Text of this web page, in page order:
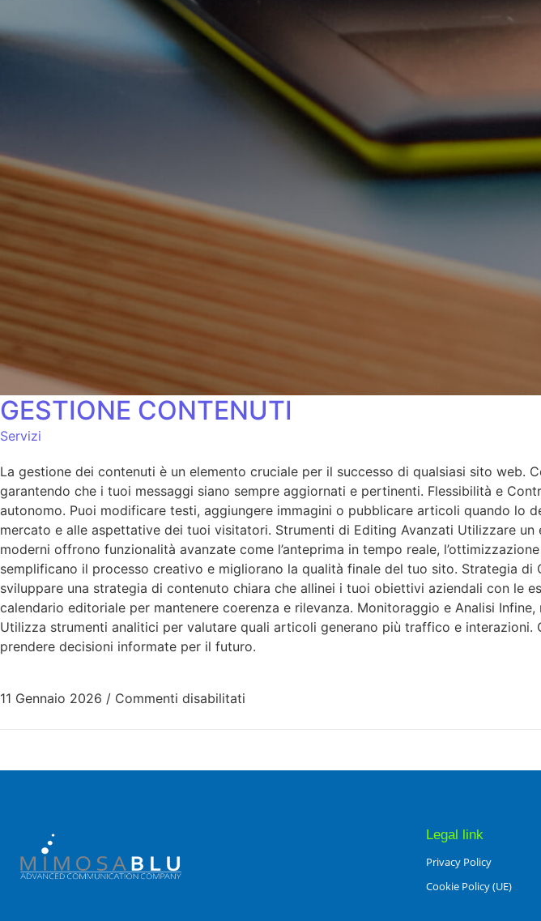
GESTIONE CONTENUTI
Servizi
La gestione dei contenuti è un elemento cruciale per il successo di qualsiasi sito
garantendo che i tuoi messaggi siano sempre aggiornati e pertinenti. Flessibilità e
autonomo. Puoi modificare testi, aggiungere immagini o pubblicare articoli quando lo
mercato e alle aspettative dei tuoi visitatori. Strumenti di Editing Avanzati Utilizzare
moderni offrono funzionalità avanzate come l’anteprima in tempo reale,
semplificano il processo creativo e migliorano la qualità finale del tuo sito. Strategia
sviluppare una strategia di contenuto chiara che allinei i tuoi obiettivi aziendali con le
calendario editoriale per mantenere coerenza e rilevanza. Monitoraggio e Analisi
Utilizza strumenti analitici per valutare quali articoli generano più traffico e
prendere decisioni informate per il futuro.
11 Gennaio 2026 / Commenti disabilitati
Legal link
Privacy Policy
Cookie Policy (UE)